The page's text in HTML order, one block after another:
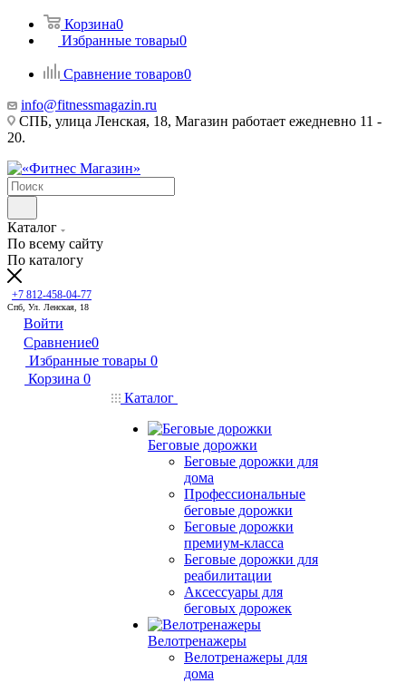
Корзина0
Избранные товары0
Сравнение товаров0
info@fitnessmagazin.ru
СПБ, улица Ленская, 18, Магазин работает ежедневно 11 -
20.
Каталог
По всему сайту
По каталогу
+7 812-458-04-77
Спб, Ул. Ленская, 18
Войти
Сравнение0
Избранные товары 0
Корзина 0
Каталог
Беговые дорожки
Беговые дорожки для
дома
Профессиональные
беговые дорожки
Беговые дорожки
премиум-класса
Беговые дорожки для
реабилитации
Аксессуары для
беговых дорожек
Велотренажеры
Велотренажеры для
дома